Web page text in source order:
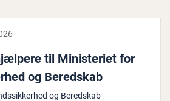
til Mi­ni­ste­ri­et for
og Beredskab
og Beredskab